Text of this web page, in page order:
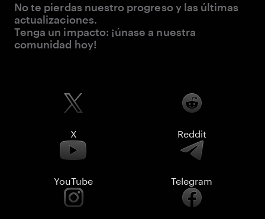
No te pierdas nuestro progreso y las últimas
actualizaciones.
Tenga un impacto: ¡únase a nuestra
comunidad hoy!
X Reddit
YouTube Telegram